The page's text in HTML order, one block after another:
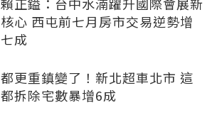
核心 西屯前七月房市交易逆勢增
七成
都更重鎮變了！新北超車北市 這
都拆除宅數暴增6成